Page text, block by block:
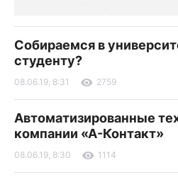
Собираемся в
студенту?
08.06.19, 8:31 2759
Автоматизированные
компании «А-Контакт»
08.06.19, 8:30 1114